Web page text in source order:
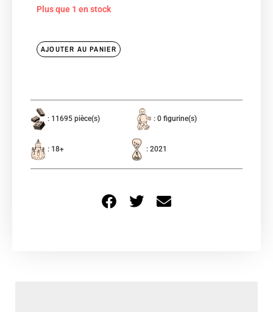
Plus que 1 en stock
AJOUTER AU PANIER
: 11695 pièce(s) : 0 figurine(s)
: 18+ : 2021